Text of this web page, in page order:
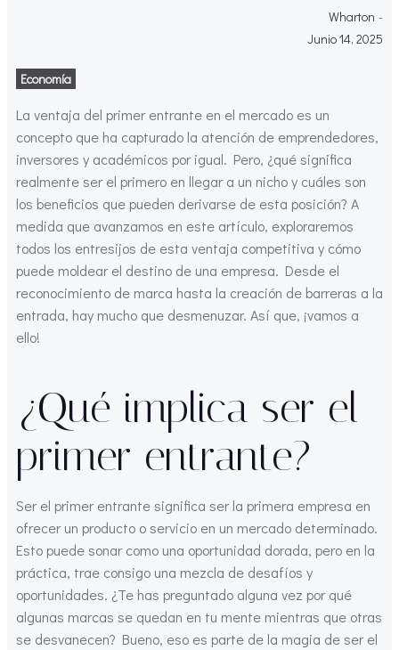
Wharton -
Junio 14, 2025
Economía
La ventaja del primer entrante en el mercado es un
concepto que ha capturado la atención de emprendedores,
inversores y académicos por igual. Pero, ¿qué significa
realmente ser el primero en llegar a un nicho y cuáles son
los beneficios que pueden derivarse de esta posición? A
medida que avanzamos en este artículo, exploraremos
todos los entresijos de esta ventaja competitiva y cómo
puede moldear el destino de una empresa. Desde el
reconocimiento de marca hasta la creación de barreras a la
entrada, hay mucho que desmenuzar. Así que, ¡vamos a
ello!
¿Qué implica ser el
primer entrante?
Ser el primer entrante significa ser la primera empresa en
ofrecer un producto o servicio en un mercado determinado.
Esto puede sonar como una oportunidad dorada, pero en la
práctica, trae consigo una mezcla de desafíos y
oportunidades. ¿Te has preguntado alguna vez por qué
algunas marcas se quedan en tu mente mientras que otras
se desvanecen? Bueno, eso es parte de la magia de ser el